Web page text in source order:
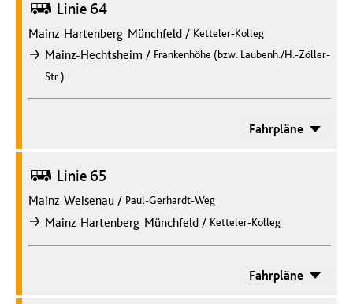
Bus Linie 64
Mainz-Hartenberg-Münchfeld / Ketteler-Kolleg
nachMainz-Hechtsheim / Frankenhöhe (bzw. Laubenh./H.-Zöller-
Str.)
Fahrpläne
Bus Linie 65
Mainz-Weisenau / Paul-Gerhardt-Weg
nachMainz-Hartenberg-Münchfeld / Ketteler-Kolleg
Fahrpläne